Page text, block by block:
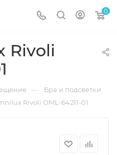
0
Rivoli
— Бра и подсветки
Rivoli OML-64211-01